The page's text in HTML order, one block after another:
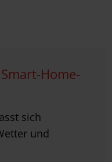
Home-
sich
und